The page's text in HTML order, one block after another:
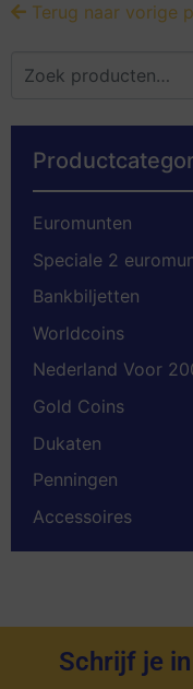
Terug naar vorige
Euromunten
Speciale 2
Bankbiljetten
Worldcoins
Nederland Voor
Gold Coins
Dukaten
Penningen
Accessoires
Schrijf je